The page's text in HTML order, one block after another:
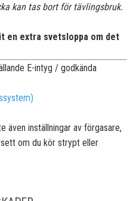
kan tas bort för tävlingsbruk.
en extra svetsloppa om det
E-intyg / godkända
även inställningar av förgasare,
om du kör strypt eller